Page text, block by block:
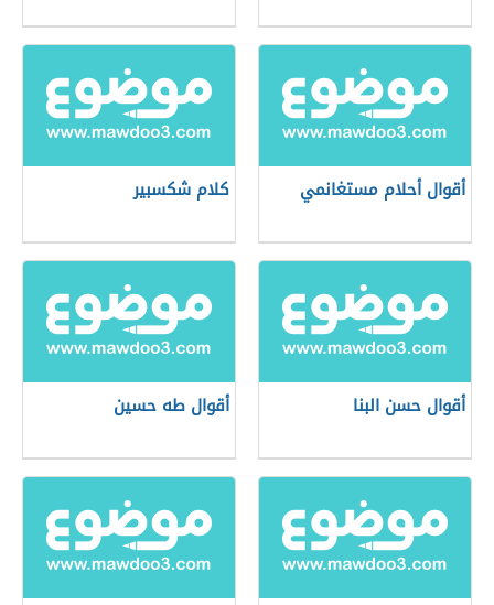
أقوال أحلام مستغانمي كلام شكسبير
أقوال حسن البنا أقوال طه حسين